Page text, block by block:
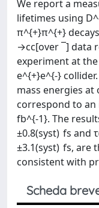
We report a
lifetimes using
π^{+}π^{+}
→cc[over ¯] data
experiment at
e^{+}e^{-}
mass energies at
correspond to
fb^{-1}. The
±0.8(syst) fs and
±3.1(syst) fs, are
consistent with
Scheda